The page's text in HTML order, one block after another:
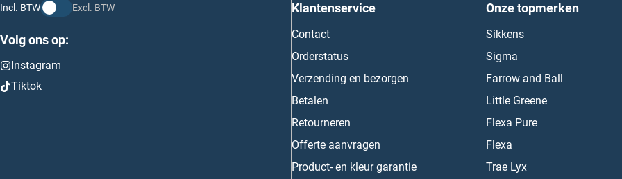
Incl. BTW Excl. BTW
Volg ons op:
Instagram
Tiktok
Klantenservice
Contact
Orderstatus
Verzending en bezorgen
Betalen
Retourneren
Offerte aanvragen
Product- en kleur garantie
Onze topmerken
Sikkens
Sigma
Farrow and Ball
Little Greene
Flexa Pure
Flexa
Trae Lyx